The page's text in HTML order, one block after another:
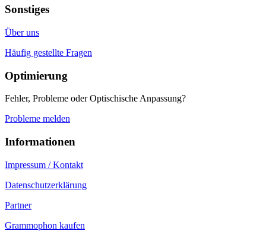
Sonstiges
Über uns
Häufig gestellte Fragen
Optimierung
Fehler, Probleme oder Optischische Anpassung?
Probleme melden
Informationen
Impressum / Kontakt
Datenschutzerklärung
Partner
Grammophon kaufen